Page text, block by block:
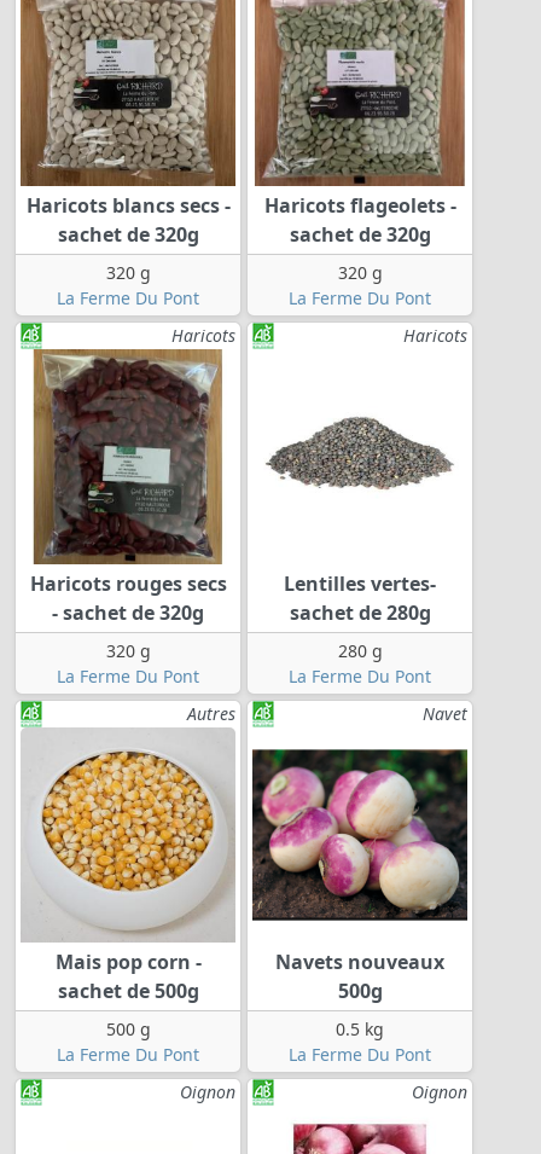
Haricots blancs secs -
sachet de 320g
320 g
La Ferme Du Pont
Haricots flageolets -
sachet de 320g
320 g
La Ferme Du Pont
Haricots
Haricots rouges secs
- sachet de 320g
320 g
La Ferme Du Pont
Haricots
Lentilles vertes-
sachet de 280g
280 g
La Ferme Du Pont
Autres
Mais pop corn -
sachet de 500g
500 g
La Ferme Du Pont
Navet
Navets nouveaux
500g
0.5 kg
La Ferme Du Pont
Oignon
Oignon